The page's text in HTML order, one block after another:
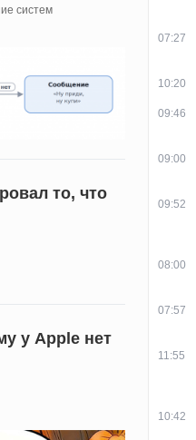
систем
то, что
у Apple нет
07:27
10:20
09:46
09:00
09:52
08:00
07:57
11:55
10:42